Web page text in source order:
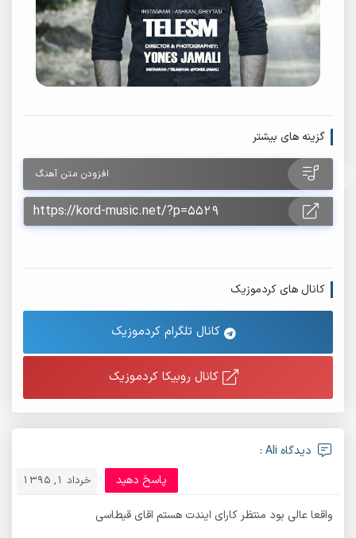
گزینه های بیشتر
افزودن متن آهنگ
کانال های کردموزیک
کانال تلگرام کردموزیک
کانال روبیکا کردموزیک
دیدگاه Ali :
خرداد 1, 1395 پاسخ دهید
واقعا عالی بود منتظر کارای ایندت هستم اقای قیطاسی